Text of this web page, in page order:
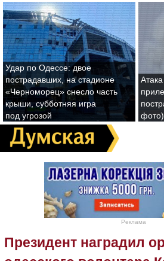
Удар по Одессе: двое
пострадавших, на стадионе
«Черноморец» снесло часть
крыши, субботняя игра
под угрозой
фото)
Реклама
Президент наградил